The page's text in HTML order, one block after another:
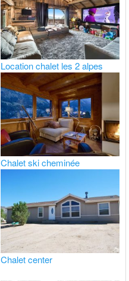
Location chalet les 2 alpes
Chalet ski cheminée
Chalet center